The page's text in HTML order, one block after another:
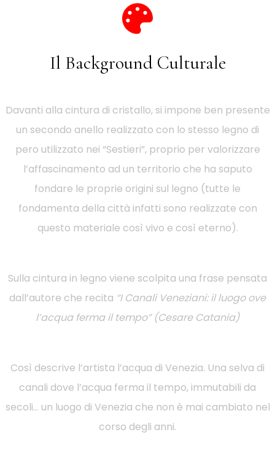
Il Background Culturale
Davanti alla cintura di cristallo, si impone ben presente
un secondo anello realizzato con lo stesso legno di
pero utilizzato nei “Sestieri”, proprio per valorizzare
l’affascinamento ad un territorio che ha saputo
fondare le proprie origini sul legno (tutte le
fondamenta della città infatti sono realizzate con
questo materiale così vivo e così eterno).
Sulla cintura in legno viene scolpita una frase pensata
dall’autore che recita “I Canali Veneziani: il luogo ove
l’acqua ferma il tempo” (Cesare Catania)
Così descrive l’artista l’acqua di Venezia. Una selva di
canali dove l’acqua ferma il tempo, immutabili da
secoli… un luogo di Venezia che non è mai cambiato nel
corso degli anni.